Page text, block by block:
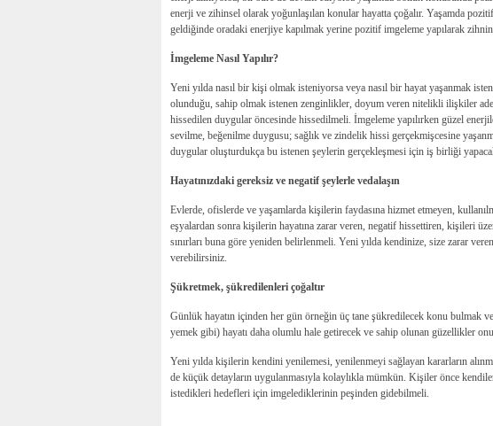
enerji ve zihinsel olarak yoğunlaşılan konular hayatta çoğalır. Yaşamda
geldiğinde oradaki enerjiye kapılmak yerine pozitif imgeleme yapılarak zihnin
İmgeleme Nasıl Yapılır?
Yeni yılda nasıl bir kişi olmak isteniyorsa veya nasıl bir hayat yaşanmak
olunduğu, sahip olmak istenen zenginlikler, doyum veren nitelikli ilişkiler
hissedilen duygular öncesinde hissedilmeli. İmgeleme yapılırken güzel
sevilme, beğenilme duygusu; sağlık ve zindelik hissi gerçekmişcesine
duygular oluşturdukça bu istenen şeylerin gerçekleşmesi için iş birliği
Hayatınızdaki gereksiz ve negatif şeylerle vedalaşın
Evlerde, ofislerde ve yaşamlarda kişilerin faydasına hizmet etmeyen,
eşyalardan sonra kişilerin hayatına zarar veren, negatif hissettiren, kişileri
sınırları buna göre yeniden belirlenmeli. Yeni yılda kendinize, size zarar
verebilirsiniz.
Şükretmek, şükredilenleri çoğaltır
Günlük hayatın içinden her gün örneğin üç tane şükredilecek konu bulmak
yemek gibi) hayatı daha olumlu hale getirecek ve sahip olunan güzellikler
Yeni yılda kişilerin kendini yenilemesi, yenilenmeyi sağlayan kararların
de küçük detayların uygulanmasıyla kolaylıkla mümkün. Kişiler önce
istedikleri hedefleri için imgelediklerinin peşinden gidebilmeli.